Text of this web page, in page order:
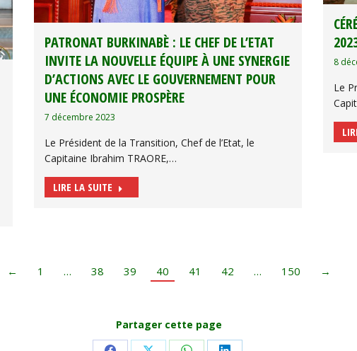
8
Le
PATRONAT BURKINABÈ : LE CHEF DE L’ETAT
INVITE LA NOUVELLE ÉQUIPE À UNE SYNERGIE
D’ACTIONS AVEC LE GOUVERNEMENT POUR
UNE ÉCONOMIE PROSPÈRE
7 décembre 2023
Le Président de la Transition, Chef de l’Etat, le
Capitaine Ibrahim TRAORE,…
LIRE LA SUITE
← 1 … 38 39 40 41 42 … 150 →
Partager cette page